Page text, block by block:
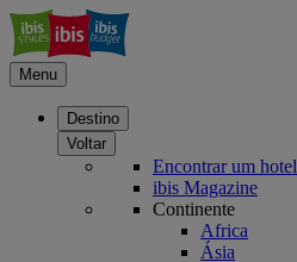
Menu
Destino
Voltar
Encontrar um hotel
ibis Magazine
Continente
Africa
Ásia